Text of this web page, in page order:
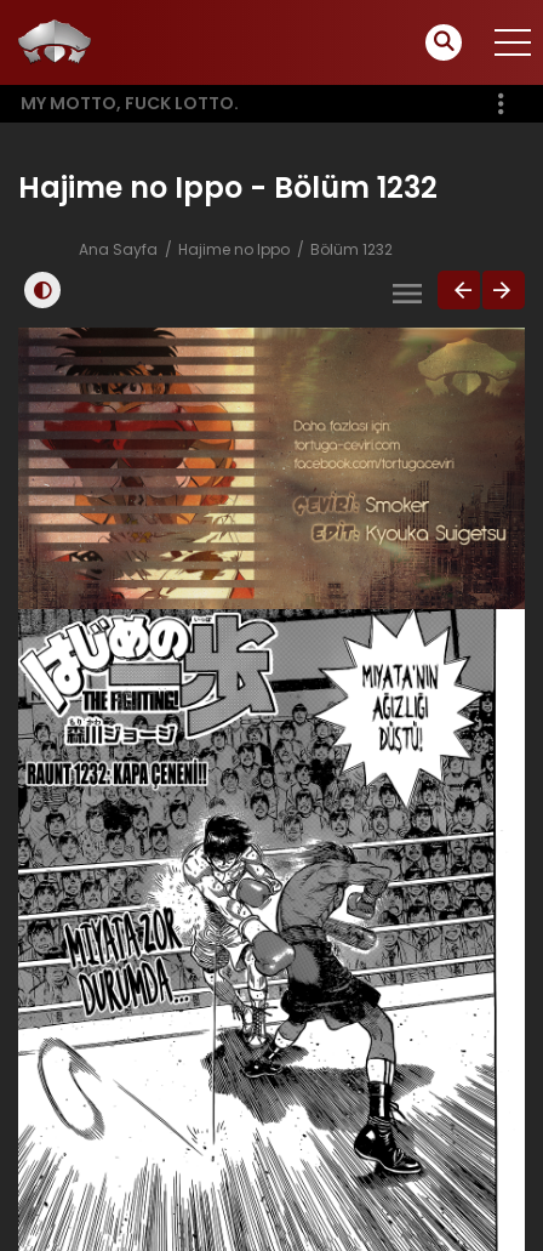
MY MOTTO, FUCK LOTTO.
Hajime no Ippo - Bölüm 1232
Ana Sayfa Hajime no Ippo Bölüm 1232